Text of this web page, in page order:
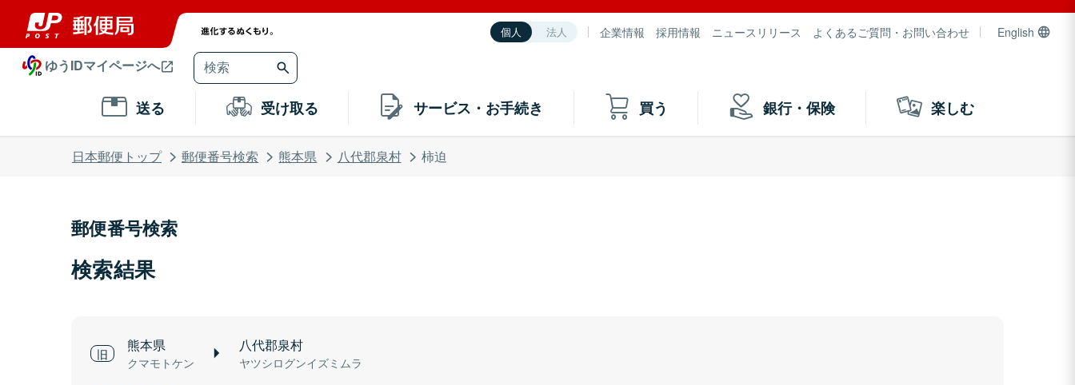
個人 法人 企業情報 採用情報 ニュースリリース よくあるご質問・お問い合わせ English
ゆうIDマイページへ
送る 受け取る サービス・お手続き 買う 銀行・保険 楽しむ
日本郵便トップ 郵便番号検索 熊本県 八代郡泉村 柿迫
郵便番号検索
検索結果
熊本県
クマモトケン
八代郡泉村
ヤツシログンイズミムラ